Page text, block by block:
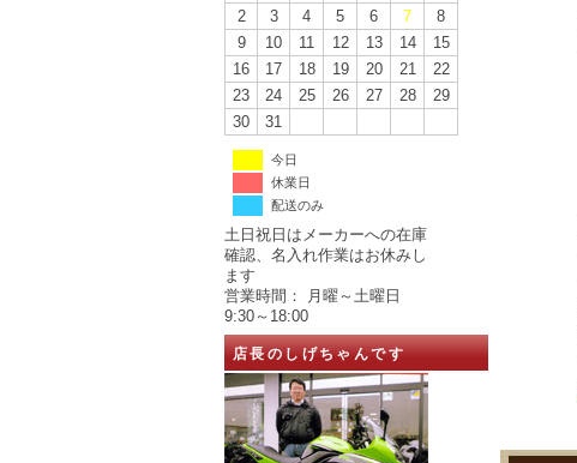
2
3 4 5 6 7
8
9
10 11 12 13 14
15
16
17 18 19 20 21
22
23
24 25 26 27 28
29
30
31
今日
休業日
配送のみ
土日祝日はメーカーへの在庫
確認、名入れ作業はお休みし
ます
営業時間： 月曜～土曜日
9:30～18:00
店長のしげちゃんです